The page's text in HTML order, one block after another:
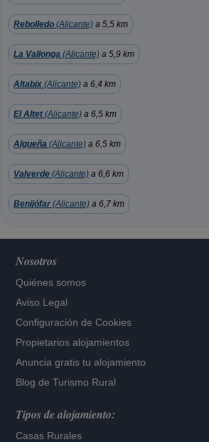
Rebolledo (Alicante) a 5,5 km
La Vallonga (Alicante) a 5,9 km
Altabix (Alicante) a 6,4 km
El Altet(Alicante) a 6,5 km
Algueña (Alicante) a 6,5 km
Valverde (Alicante) a 6,6 km
Benijófar (Alicante) a 6,7 km
Nosotros
Quiénes somos
Aviso Legal
Configuración de Cookies
Propietarios alojamientos
Anuncia gratis tu alojamiento
Blog de Turismo Rural
Tipos de alojamiento:
Casas Rurales